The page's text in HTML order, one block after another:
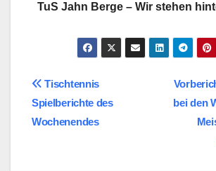
TuS Jahn Berge – Wir stehen
bei den
Tischtennis
Spielberichte des
Wochenendes